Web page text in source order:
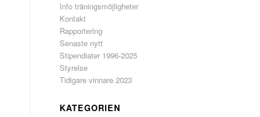
Info träningsmöjligheter
Kontakt
Rapportering
Senaste nytt
Stipendiater 1996-2025
Styrelse
Tidigare vinnare 2023
KATEGORIEN